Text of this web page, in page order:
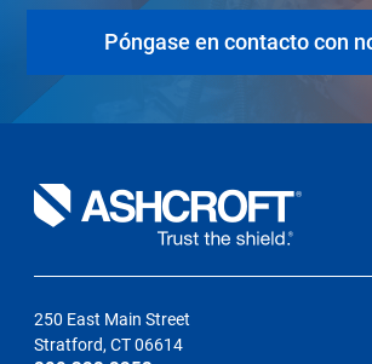
Póngase en contacto con
250 East Main Street
Stratford, CT 06614